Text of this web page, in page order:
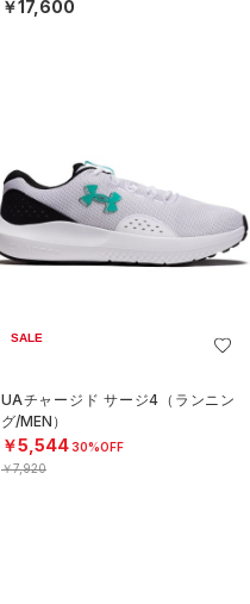
￥17,600
SALE
UAチャージド サージ4（ランニン
グ/MEN）
￥5,54430%OFF
￥7,920